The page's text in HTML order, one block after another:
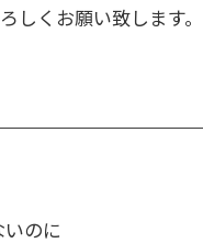
しくお願い致します。
のに